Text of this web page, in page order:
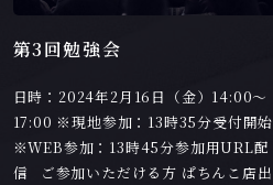
第3回勉強会
日時：2024年2月16日（金）14:00～
17:00 ※現地参加：13時35分受付開始
※WEB参加：13時45分参加用URL配
信 ご参加いただける方 ぱちんこ店出